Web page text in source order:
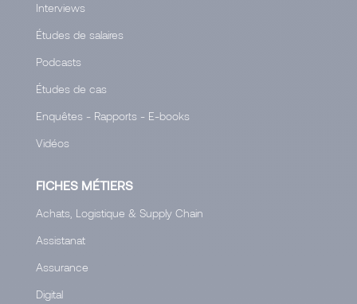
Interviews
Études de salaires
Podcasts
Études de cas
Enquêtes - Rapports - E-books
Vidéos
FICHES MÉTIERS
Achats, Logistique & Supply Chain
Assistanat
Assurance
Digital